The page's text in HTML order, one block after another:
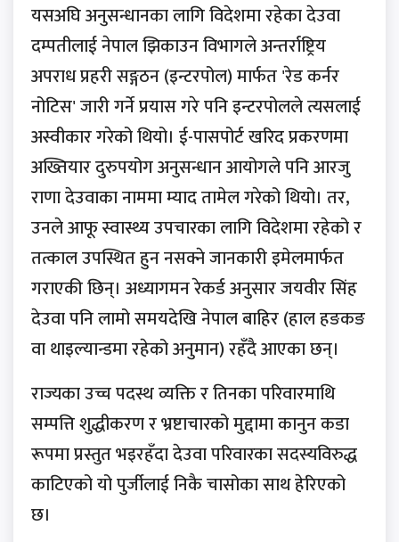
यसअघि अनुसन्धानका लागि विदेशमा रहेका देउवा
दम्पतीलाई नेपाल झिकाउन विभागले अन्तर्राष्ट्रिय
अपराध प्रहरी सङ्गठन (इन्टरपोल) मार्फत 'रेड कर्नर
नोटिस' जारी गर्ने प्रयास गरे पनि इन्टरपोलले त्यसलाई
अस्वीकार गरेको थियो। ई-पासपोर्ट खरिद प्रकरणमा
अख्तियार दुरुपयोग अनुसन्धान आयोगले पनि आरजु
राणा देउवाका नाममा म्याद तामेल गरेको थियो। तर,
उनले आफू स्वास्थ्य उपचारका लागि विदेशमा रहेको र
तत्काल उपस्थित हुन नसक्ने जानकारी इमेलमार्फत
गराएकी छिन्। अध्यागमन रेकर्ड अनुसार जयवीर सिंह
देउवा पनि लामो समयदेखि नेपाल बाहिर (हाल हङकङ
वा थाइल्यान्डमा रहेको अनुमान) रहँदै आएका छन्।
राज्यका उच्च पदस्थ व्यक्ति र तिनका परिवारमाथि
सम्पत्ति शुद्धीकरण र भ्रष्टाचारको मुद्दामा कानुन कडा
रूपमा प्रस्तुत भइरहँदा देउवा परिवारका सदस्यविरुद्ध
काटिएको यो पुर्जीलाई निकै चासोका साथ हेरिएको
छ।